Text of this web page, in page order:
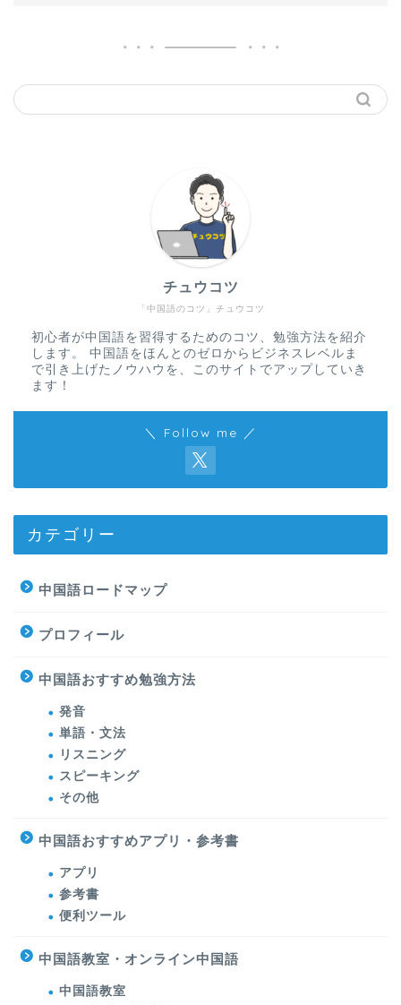
「中国語のコツ」チュウコツ
チュウコツ
初心者が中国語を習得するためのコツ、勉強方法を紹介
します。 中国語をほんとのゼロからビジネスレベルま
で引き上げたノウハウを、このサイトでアップしていき
ます！
＼ Follow me ／
カテゴリー
中国語ロードマップ
プロフィール
中国語おすすめ勉強方法
発音
単語・文法
リスニング
スピーキング
その他
中国語おすすめアプリ・参考書
アプリ
参考書
便利ツール
中国語教室・オンライン中国語
中国語教室